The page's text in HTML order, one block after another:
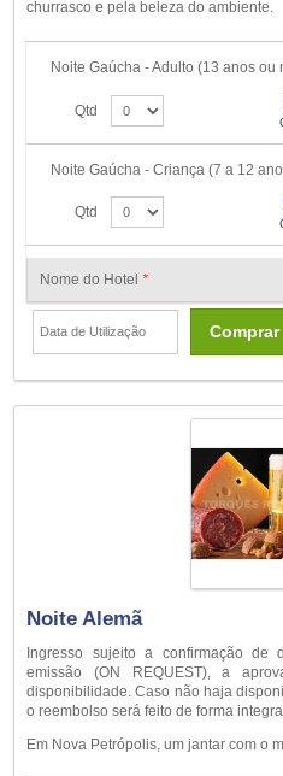
churrasco e pela beleza do ambiente.
Noite Gaúcha - Adulto (13 anos ou
Qtd
Noite Gaúcha - Criança (7 a 12
Qtd
Nome do Hotel*
Comprar
Noite Alemã
Ingresso sujeito a confirmação de
emissão (ON REQUEST), a
disponibilidade. Caso não haja
o reembolso será feito de forma
Em Nova Petrópolis, um jantar com o